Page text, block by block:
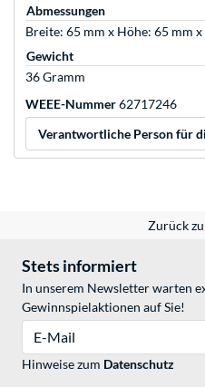
Abmessungen
Breite: 65 mm x Höhe: 65 mm
Gewicht
36 Gramm
WEEE-Nummer62717246
Verantwortliche Person für
Zurück
Stets informiert
In unserem Newsletter warten
Gewinnspielaktionen auf Sie!
Hinweise zum Datenschutz